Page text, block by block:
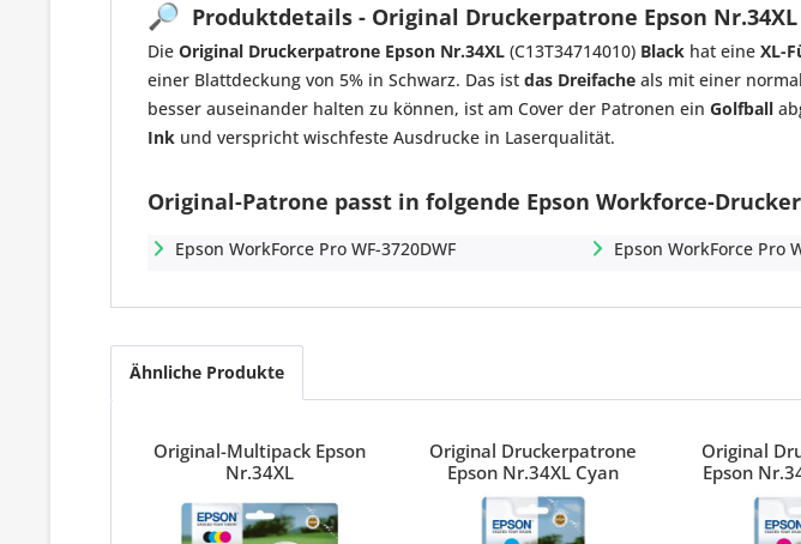
🔎 Produktdetails - Original Druckerpatrone Epson
Die Original Druckerpatrone Epson Nr.34XL (C13T34714010) Black hat eine XL-
einer Blattdeckung von 5% in Schwarz. Das ist das Dreifache als mit einer
besser auseinander halten zu können, ist am Cover der Patronen ein Golfball
Ink und verspricht wischfeste Ausdrucke in Laserqualität.
Original-Patrone passt in folgende Epson Workforce-
Epson WorkForce Pro WF-3720DWF Epson WorkForce Pro
Ähnliche Produkte
Original-Multipack Epson
Nr.34XL
Original Druckerpatrone
Epson Nr.34XL Cyan
Original
Epson